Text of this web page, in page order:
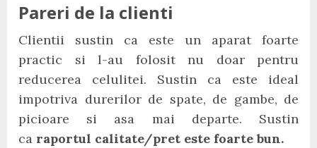
Pareri de la clienti
Clientii sustin ca este un aparat foarte
practic si l-au folosit nu doar pentru
reducerea celulitei. Sustin ca este ideal
impotriva durerilor de spate, de gambe, de
picioare si asa mai departe. Sustin
ca raportul calitate/pret este foarte bun.